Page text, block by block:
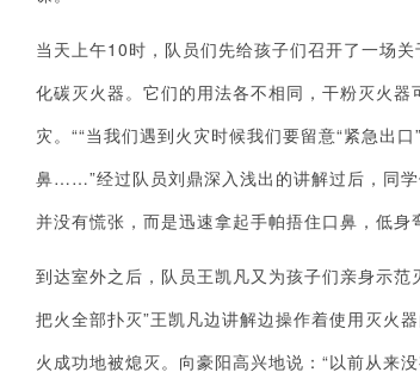
当天上午10时，队员们先给孩子们召开了一场
化碳灭火器。它们的用法各不相同，干粉灭火
灾。““当我们遇到火灾时候我们要留意“紧急出
鼻……”经过队员刘鼎深入浅出的讲解过后，同学
并没有慌张，而是迅速拿起手帕捂住口鼻，低
到达室外之后，队员王凯凡又为孩子们亲身示
把火全部扑灭”王凯凡边讲解边操作着使用灭火
火成功地被熄灭。向豪阳高兴地说：“以前从来